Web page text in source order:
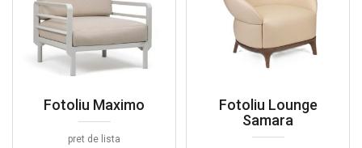
Fotoliu Maximo
pret de lista
Fotoliu Lounge
Samara